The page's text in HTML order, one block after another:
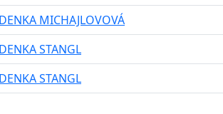
MICHAJLOVOVÁ
STANGL
STANGL